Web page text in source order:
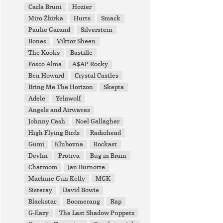
Carla Bruni
Hozier
Miro Žbirka
Hurts
Smack
Paulie Garand
Silverstein
Bones
Viktor Sheen
The Kooks
Bastille
Fosco Alma
A$AP Rocky
Ben Howard
Crystal Castles
Bring Me The Horizon
Skepta
Adele
Yelawolf
Angels and Airwaves
Johnny Cash
Noel Gallagher
High Flying Birds
Radiohead
Gumi
Klubovna
Rockast
Devlin
Protiva
Bug in Brain
Chatroom
Jan Burnotte
Machine Gun Kelly
MGK
Sisteray
David Bowie
Blackstar
Boomerang
Rap
G-Eazy
The Last Shadow Puppets